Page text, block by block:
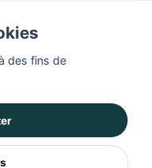
Livraison rapide
Achats sécurisés
des fins de